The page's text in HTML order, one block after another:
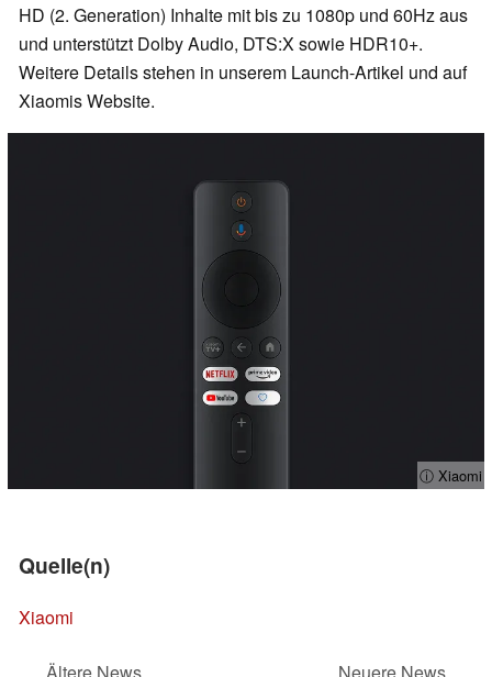
HD (2. Generation) Inhalte mit bis zu 1080p und 60Hz aus
und unterstützt Dolby Audio, DTS:X sowie HDR10+.
Weitere Details stehen in unserem Launch-Artikel und auf
Xiaomis Website.
ⓘ Xiaomi
Quelle(n)
Xiaomi